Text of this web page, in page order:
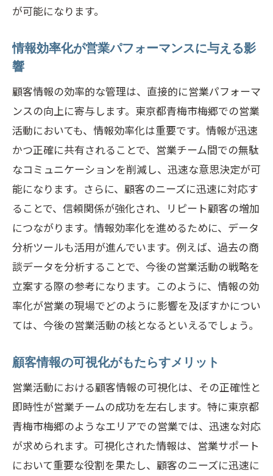
は
コミュニケーション改善がもたらす効果
営業サポートにおけるリーダーシップの
重要性
顧客情報の透明性が信頼感を高める理由
情報共有がもたらす組織の一体感
リアルタイム情報交換が顧客対応力を向上さ
せる理由
迅速な対応が顧客満足度を向上させる仕
組み
リアルタイム情報の活用事例
市場変化に即応するための情報基盤
情報交換のスピードと品質のバランス
モバイル技術による情報共有の進化
ライブデータが営業戦略に及ぼす影響
成功事例から学ぶ顧客データの活用法
営業支援ツールを活用した効果測定
ベストプラクティスの導入ステップ
営業プロセスの改善事例
が可能になります。
情報効率化が営業パフォーマンスに与える影
響
顧客情報の効率的な管理は、直接的に営業パフォーマ
ンスの向上に寄与します。東京都青梅市梅郷での営業
活動においても、情報効率化は重要です。情報が迅速
かつ正確に共有されることで、営業チーム間での無駄
なコミュニケーションを削減し、迅速な意思決定が可
能になります。さらに、顧客のニーズに迅速に対応す
ることで、信頼関係が強化され、リピート顧客の増加
につながります。情報効率化を進めるために、データ
分析ツールも活用が進んでいます。例えば、過去の商
談データを分析することで、今後の営業活動の戦略を
立案する際の参考になります。このように、情報の効
率化が営業の現場でどのように影響を及ぼすかについ
ては、今後の営業活動の核となるといえるでしょう。
顧客情報の可視化がもたらすメリット
営業活動における顧客情報の可視化は、その正確性と
即時性が営業チームの成功を左右します。特に東京都
青梅市梅郷のようなエリアでの営業では、迅速な対応
が求められます。可視化された情報は、営業サポート
において重要な役割を果たし、顧客のニーズに迅速に